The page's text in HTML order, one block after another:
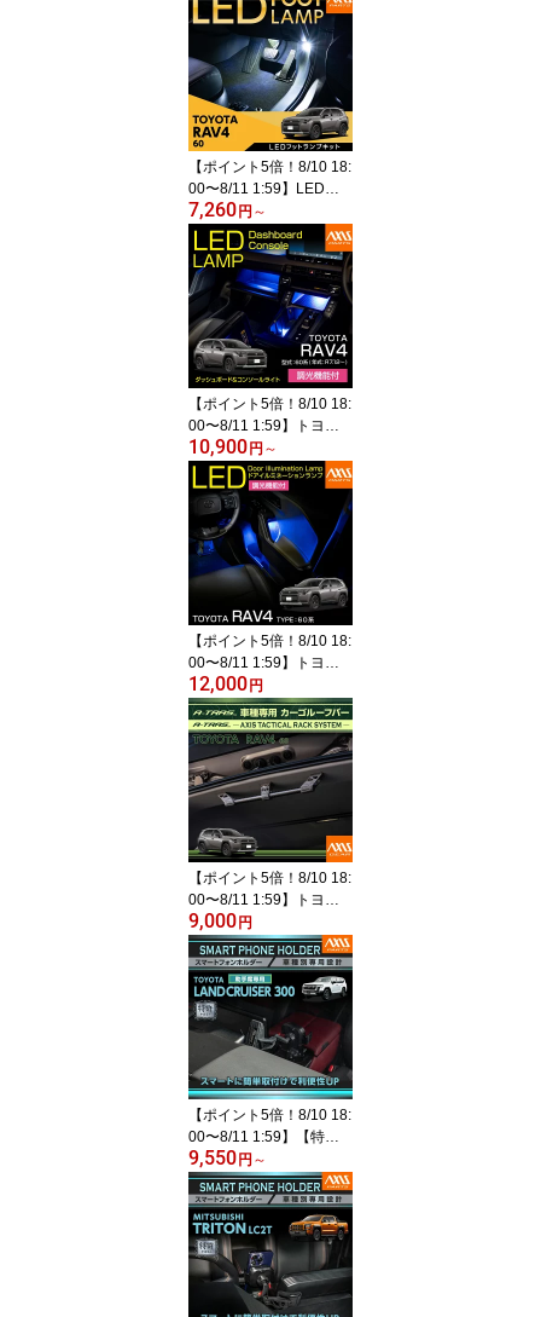
【ポイント5倍！8/10 18:
00〜8/11 1:59】LEDフ
ットランプキットトヨタ
RAV4【型式：60系(年
式：R7.12〜）】純正に
は無い明るさ4色選択可
調光機能付きしっかり足
元照らすフットランプキ
ット(ST)
7,260 円 ～
【ポイント5倍！8/10 18:
00〜8/11 1:59】トヨタ
RAV4【型式：60系（年
式：R7.12〜）】LEDダ
ッシュボード&コンソー
ルランプキット調光機能
付き 4色選択可 高輝度3
チップLED仕様【メール
便発送 時間指定不可】(S
10,900 円 ～
【ポイント5倍！8/10 18:
00〜8/11 1:59】トヨタ
RAV4【型式：60系（年
式：R7.12〜）】用調光
機能付き 4色選択可高輝
度3チップLED仕様LED
ドアイルミネーションラ
ンプキット(SC)
12,000 円
【ポイント5倍！8/10 18:
00〜8/11 1:59】トヨタ
RAV4（60系）専用カー
ゴルーフバーA-TRAS タ
クティカルラックシステ
ムトランクルーム ラゲッ
ジルーム 荷室 車載 収納
9,000 円
【ポイント5倍！8/10 18:
00〜8/11 1:59】【特許
申請済】トヨタ ランドク
ルーザー300 ランクル30
0 LANDCRUISER 3001
2.3インチHDディスプレ
イ専用車載スマートフォ
ンホルダー 助手席用 ス
マホホルダー 車載(ST)
9,550 円 ～